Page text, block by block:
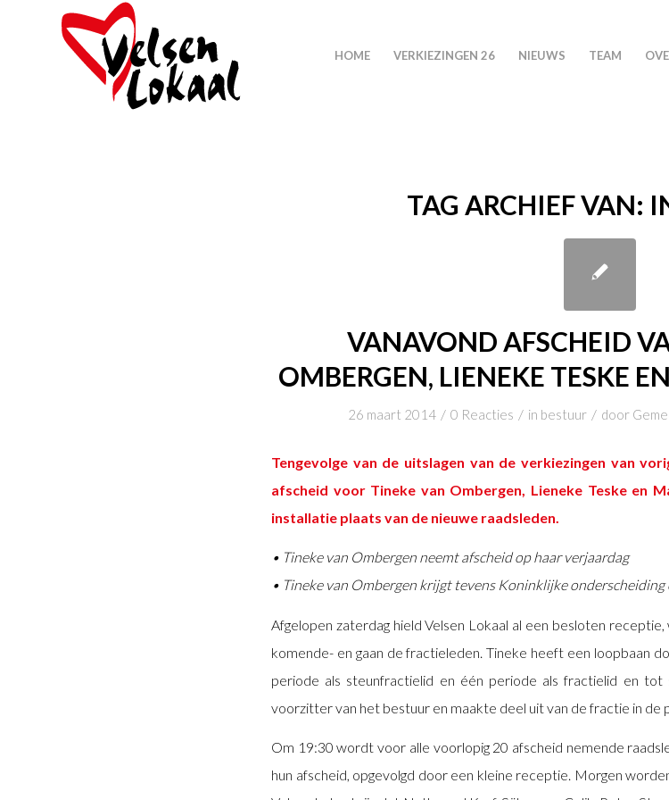
HOME VERKIEZINGEN 26 NIEUWS TEAM
TAG ARCHIEF VAN:
VANAVOND AFSCHEID
OMBERGEN, LIENEKE TESKE
26 maart 2014 / 0 Reacties / in bestuur / door
Tengevolge van de uitslagen van de verkiezingen van
afscheid voor Tineke van Ombergen, Lieneke Teske en
installatie plaats van de nieuwe raadsleden.
• Tineke van Ombergen neemt afscheid op haar verjaardag
• Tineke van Ombergen krijgt tevens Koninklijke onderscheiding
Afgelopen zaterdag hield Velsen Lokaal al een besloten
komende- en gaan de fractieleden. Tineke heeft een loopbaan
periode als steunfractielid en één periode als fractielid en
voorzitter van het bestuur en maakte deel uit van de fractie in de
Om 19:30 wordt voor alle voorlopig 20 afscheid nemende
hun afscheid, opgevolgd door een kleine receptie. Morgen